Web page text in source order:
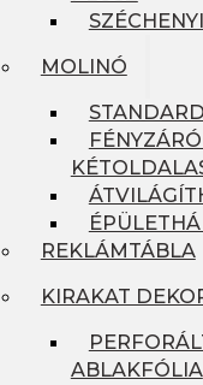
MOLINÓ
REKLÁMTÁBLA
KIRAKAT
ABLAKFÓLIA